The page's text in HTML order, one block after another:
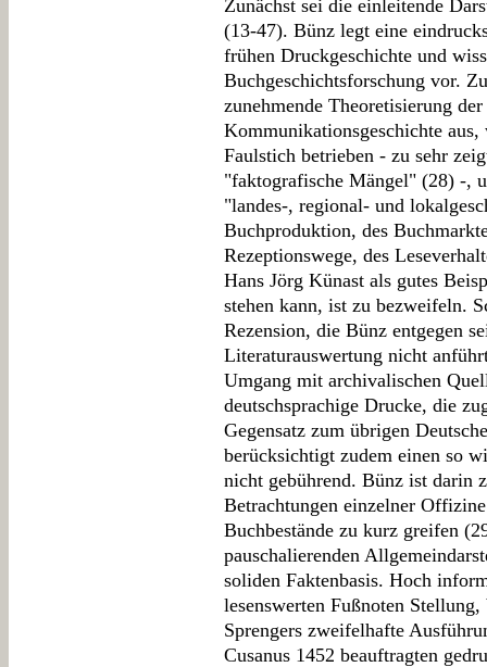
Zunächst sei die einleitende
(13-47). Bünz legt eine
frühen Druckgeschichte und
Buchgeschichtsforschung vor.
zunehmende Theoretisierung
Kommunikationsgeschichte
Faulstich betrieben - zu sehr
"faktografische Mängel" (28) -,
"landes-, regional- und
Buchproduktion, des
Rezeptionswege, des
Hans Jörg Künast als gutes
stehen kann, ist zu bezweifeln.
Rezension, die Bünz entgegen
Literaturauswertung nicht
Umgang mit archivalischen
deutschsprachige Drucke, die
Gegensatz zum übrigen
berücksichtigt zudem einen so
nicht gebührend. Bünz ist darin
Betrachtungen einzelner
Buchbestände zu kurz greifen
pauschalierenden
soliden Faktenbasis. Hoch
lesenswerten Fußnoten
Sprengers zweifelhafte
Cusanus 1452 beauftragten